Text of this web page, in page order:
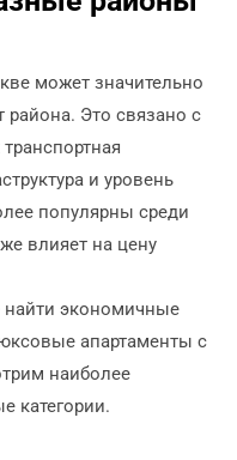
может значительно
района. Это связано с
и уровень
популярны среди
влияет на цену
найти экономичные
апартаменты с
наиболее
категории.